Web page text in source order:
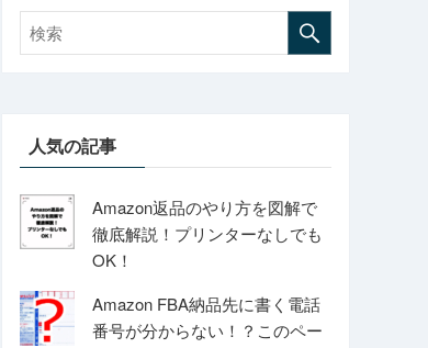
人気の記事
Amazon返品のやり方を図解で
徹底解説！プリンターなしでも
OK！
Amazon FBA納品先に書く電話
番号が分からない！？このペー